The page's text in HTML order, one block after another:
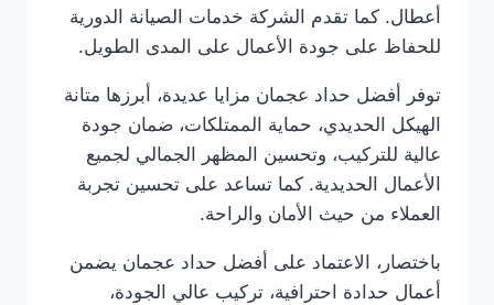
أعطال. كما تقدم الشركة خدمات الصيانة الدورية
للحفاظ على جودة الأعمال على المدى الطويل.
توفر أفضل حداد عجمان مزايا عديدة، أبرزها متانة
الهيكل الحديدي، حماية الممتلكات، ضمان جودة
عالية للتركيب، وتحسين المظهر الجمالي لجميع
الأعمال الحديدية. كما تساعد على تحسين تجربة
العملاء من حيث الأمان والراحة.
باختصار، الاعتماد على أفضل حداد عجمان يضمن
أعمال حدادة احترافية، تركيب عالي الجودة،